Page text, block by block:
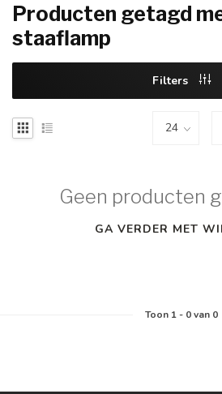
Producten getagd
staaflamp
Filters
Geen producten
GA VERDER MET
Toon 1- 0van 0